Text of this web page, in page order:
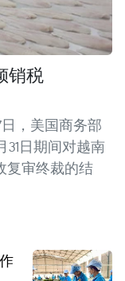
销税
，美国商务部
31日期间对越南
复审终裁的结